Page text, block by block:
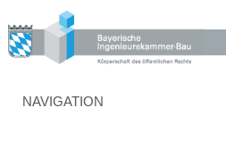
NAVIGATION